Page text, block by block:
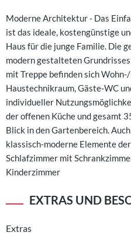
Moderne Architektur - Das
ist das ideale, kostengünstige
Haus für die junge Familie. Die
modern gestalteten
mit Treppe befinden sich
Haustechnikraum, Gäste-WC
individueller
der offenen Küche und gesamt
Blick in den Gartenbereich.
klassisch-moderne Elemente
Schlafzimmer mit
Kinderzimmer
EXTRAS UND
Extras